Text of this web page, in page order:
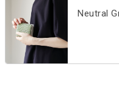
Neutral